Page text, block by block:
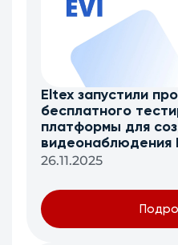
Eltex запустили
бесплатного
платформы для
видеонаблюдения
26.11.2025